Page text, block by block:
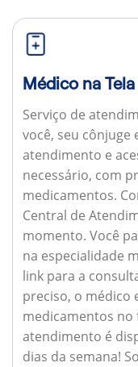
Médico na
Serviço de
você, seu cônjuge
atendimento e
necessário, com
medicamentos.
Central de
momento. Você
na especialidade
link para a
preciso, o médico
medicamentos
atendimento é
dias da semana!